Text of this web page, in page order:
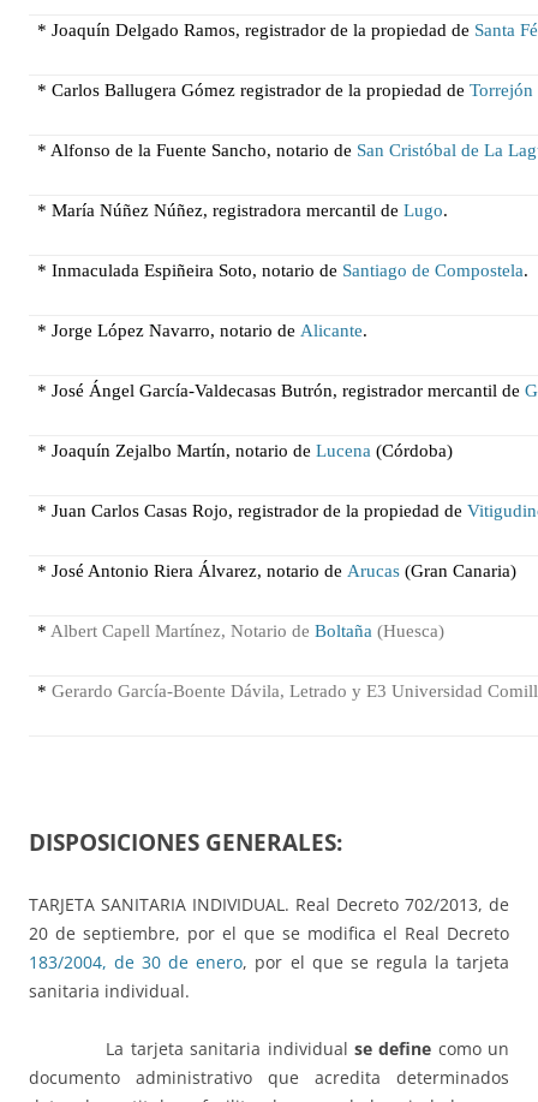
* Joaquín Delgado Ramos, registrador de la propiedad de Santa Fé
* Carlos Ballugera Gómez registrador de la propiedad de Torrejón
* Alfonso de la Fuente Sancho, notario de San Cristóbal de La
* María Núñez Núñez, registradora mercantil de Lugo.
* Inmaculada Espiñeira Soto, notario de Santiago de Compostela.
* Jorge López Navarro, notario de Alicante.
* José Ángel García-Valdecasas Butrón, registrador mercantil de
* Joaquín Zejalbo Martín, notario de Lucena (Córdoba)
* Juan Carlos Casas Rojo, registrador de la propiedad de
* José Antonio Riera Álvarez, notario de Arucas (Gran Canaria)
*Albert Capell Martínez, Notario deBoltaña (Huesca)
*Gerardo García-Boente Dávila, Letrado y E3 Universidad
DISPOSICIONES GENERALES:
TARJETA SANITARIA INDIVIDUAL. Real Decreto 702/2013, de
20 de septiembre, por el que se modifica el Real Decreto
183/2004, de 30 de enero, por el que se regula la tarjeta
sanitaria individual.
La tarjeta sanitaria individual se define como un
documento administrativo que acredita determinados